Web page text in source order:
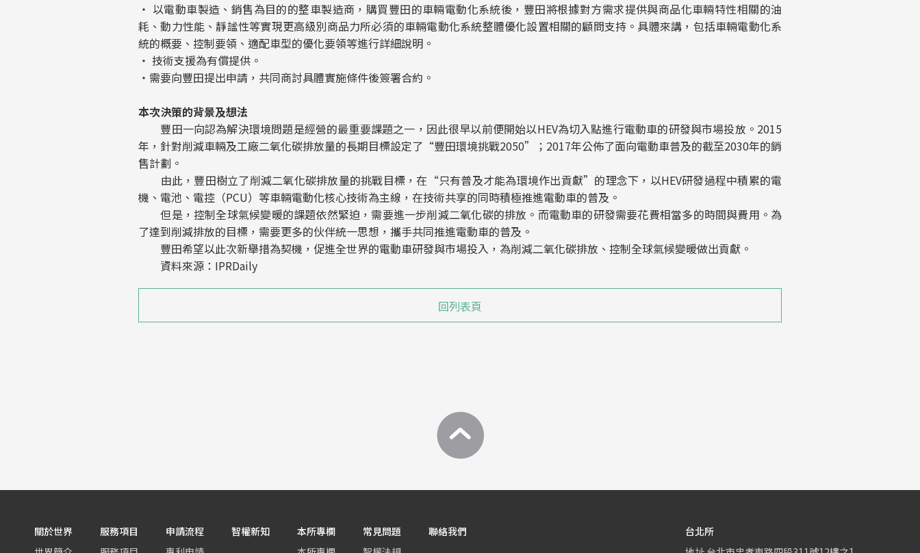
・ 以電動車製造、銷售為目的的整車製造商，購買豐田的車輛電動化系統後，豐田將根據對方需求提供與商品化車輛特性相關的油
耗、動力性能、靜謐性等實現更高級別商品力所必須的車輛電動化系統整體優化設置相關的顧問支持。具體來講，包括車輛電動化系
統的概要、控制要領、適配車型的優化要領等進行詳細說明。
・ 技術支援為有償提供。
・需要向豐田提出申請，共同商討具體實施條件後簽署合約。
本次決策的背景及想法
豐田一向認為解決環境問題是經營的最重要課題之一，因此很早以前便開始以HEV為切入點進行電動車的研發與市場投放。2015
年，針對削減車輛及工廠二氧化碳排放量的長期目標設定了“豐田環境挑戰2050”；2017年公佈了面向電動車普及的截至2030年的銷
售計劃。
由此，豐田樹立了削減二氧化碳排放量的挑戰目標，在“只有普及才能為環境作出貢獻”的理念下，以HEV研發過程中積累的電
機、電池、電控（PCU）等車輛電動化核心技術為主線，在技術共享的同時積極推進電動車的普及。
但是，控制全球氣候變暖的課題依然緊迫，需要進一步削減二氧化碳的排放。而電動車的研發需要花費相當多的時間與費用。為
了達到削減排放的目標，需要更多的伙伴統一思想，攜手共同推進電動車的普及。
豐田希望以此次新舉措為契機，促進全世界的電動車研發與市場投入，為削減二氧化碳排放、控制全球氣候變暖做出貢獻。
資料來源：IPRDaily
回列表頁
關於世界
服務項目
申請流程
智權新知
本所專欄
常見問題
聯絡我們
台北所